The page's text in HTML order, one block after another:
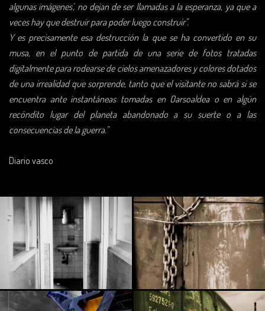
algunas imágenes', no dejan de ser llamadas a la esperanza, ya que a
veces hay que destruir para poder luego construir".
Y es precisamente esa destrucción la que se ha convertido en su
musa, en el punto de partida de una serie de fotos tratadas
digitalmente para rodearse de cielos amenazadores y colores dotados
de una irrealidad que sorprende, tanto que el visitante no sabrá si se
encuentra ante instantáneas tomadas en Oarsoaldea o en algún
recóndito lugar del planeta abandonado a su suerte o a las
consecuencias de la guerra."
Diario vasco